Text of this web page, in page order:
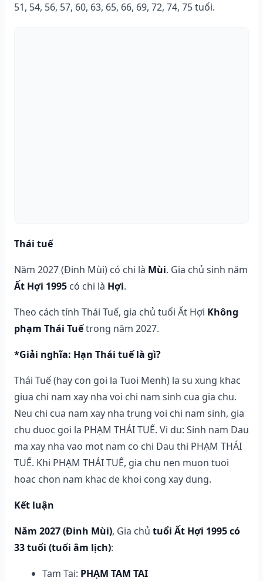
51, 54, 56, 57, 60, 63, 65, 66, 69, 72, 74, 75 tuổi.
Thái tuế
Năm 2027 (Đinh Mùi) có chi là Mùi. Gia chủ sinh năm
Ất Hợi 1995 có chi là Hợi.
Theo cách tính Thái Tuế, gia chủ tuổi Ất Hợi Không
phạm Thái Tuếtrong năm 2027.
*Giải nghĩa: Hạn Thái tuế là gì?
Thái Tuế (hay con goi la Tuoi Menh) la su xung khac
giua chi nam xay nha voi chi nam sinh cua gia chu.
Neu chi cua nam xay nha trung voi chi nam sinh, gia
chu duoc goi la PHẠM THÁI TUẾ. Vi du: Sinh nam Dau
ma xay nha vao mot nam co chi Dau thi PHẠM THÁI
TUẾ. Khi PHẠM THÁI TUẾ, gia chu nen muon tuoi
hoac chon nam khac de khoi cong xay dung.
Kết luận
Năm 2027 (Đinh Mùi), Gia chủ tuổi Ất Hợi 1995 có
33 tuổi (tuổi âm lịch):
Tam Tai: PHẠM TAM TAI